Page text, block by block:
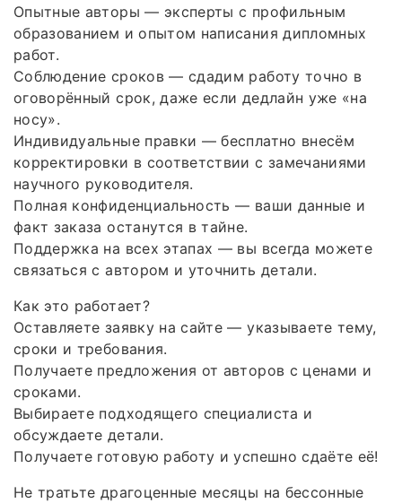
Опытные авторы — эксперты с профильным
образованием и опытом написания дипломных
работ.
Соблюдение сроков — сдадим работу точно в
оговорённый срок, даже если дедлайн уже «на
носу».
Индивидуальные правки — бесплатно внесём
корректировки в соответствии с замечаниями
научного руководителя.
Полная конфиденциальность — ваши данные и
факт заказа останутся в тайне.
Поддержка на всех этапах — вы всегда можете
связаться с автором и уточнить детали.
Как это работает?
Оставляете заявку на сайте — указываете тему,
сроки и требования.
Получаете предложения от авторов с ценами и
сроками.
Выбираете подходящего специалиста и
обсуждаете детали.
Получаете готовую работу и успешно сдаёте её!
Не тратьте драгоценные месяцы на бессонные